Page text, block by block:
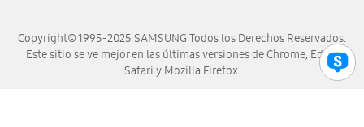
Copyright© 1995-2025 SAMSUNG Todos los Derechos Reservados.
Este sitio se ve mejor en las últimas versiones de Chrome, Edge,
Safari y Mozilla Firefox.